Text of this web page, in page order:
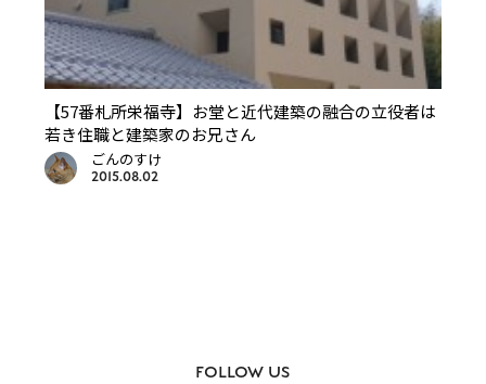
【57番札所栄福寺】お堂と近代建築の融合の立役者は
若き住職と建築家のお兄さん
ごんのすけ
2015.08.02
FOLLOW US